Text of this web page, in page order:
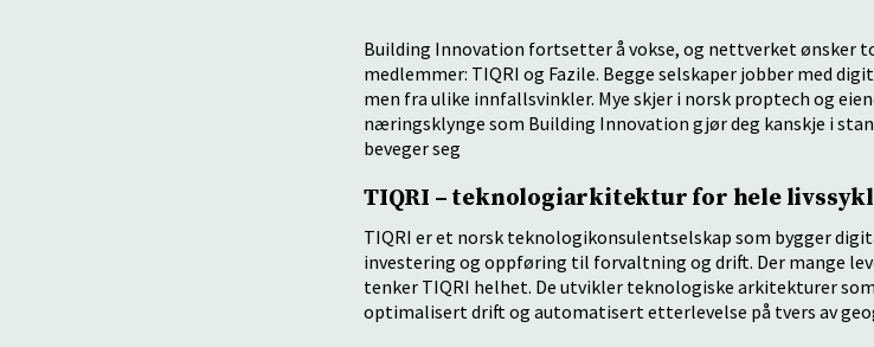
Building Innovation fortsetter å vokse, og nettverket ønsker
medlemmer: TIQRI og Fazile. Begge selskaper jobber med
men fra ulike innfallsvinkler. Mye skjer i norsk proptech og
næringsklynge som Building Innovation gjør deg kanskje i
beveger seg
TIQRI – teknologiarkitektur for hele
TIQRI er et norsk teknologikonsulentselskap som bygger
investering og oppføring til forvaltning og drift. Der mange
tenker TIQRI helhet. De utvikler teknologiske arkitekturer
optimalisert drift og automatisert etterlevelse på tvers av